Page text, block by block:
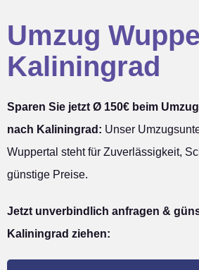
Umzug
Kaliningrad
Sparen Sie jetzt Ø 150€ beim
nach Kaliningrad: Unser
Wuppertal steht für Zuverlässigkeit,
günstige Preise.
Jetzt unverbindlich anfragen &
Kaliningrad ziehen: